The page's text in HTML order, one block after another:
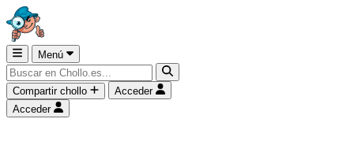
Menú
Compartir chollo
Acceder
Acceder